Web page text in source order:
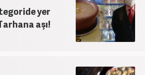
yer
aşı!